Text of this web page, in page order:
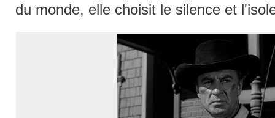
du monde, elle choisit le silence et